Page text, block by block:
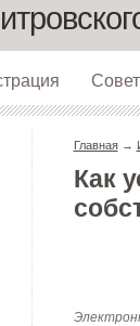
Главная→
Как